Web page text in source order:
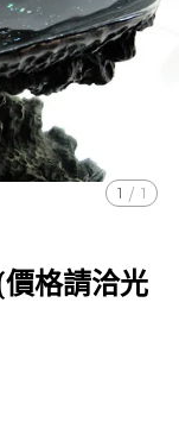
1 / 1
格請洽光